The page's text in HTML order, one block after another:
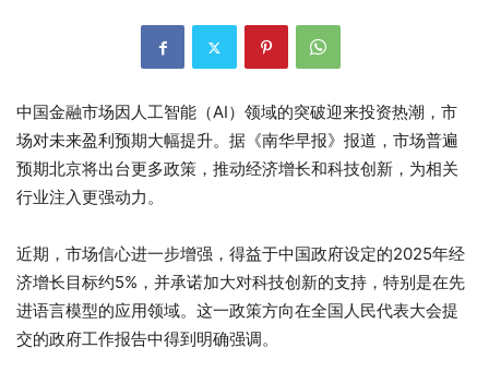
中国金融市场因人工智能（AI）领域的突破迎来投资热潮，市
场对未来盈利预期大幅提升。据《南华早报》报道，市场普遍
预期北京将出台更多政策，推动经济增长和科技创新，为相关
行业注入更强动力。
近期，市场信心进一步增强，得益于中国政府设定的2025年经
济增长目标约5%，并承诺加大对科技创新的支持，特别是在先
进语言模型的应用领域。这一政策方向在全国人民代表大会提
交的政府工作报告中得到明确强调。